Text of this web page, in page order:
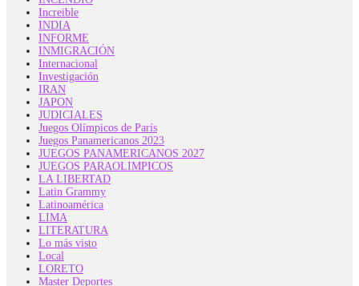
Increible
INDIA
INFORME
INMIGRACIÓN
Internacional
Investigación
IRAN
JAPON
JUDICIALES
Juegos Olímpicos de París
Juegos Panamericanos 2023
JUEGOS PANAMERICANOS 2027
JUEGOS PARAOLIMPICOS
LA LIBERTAD
Latin Grammy
Latinoamérica
LIMA
LITERATURA
Lo más visto
Local
LORETO
Master Deportes